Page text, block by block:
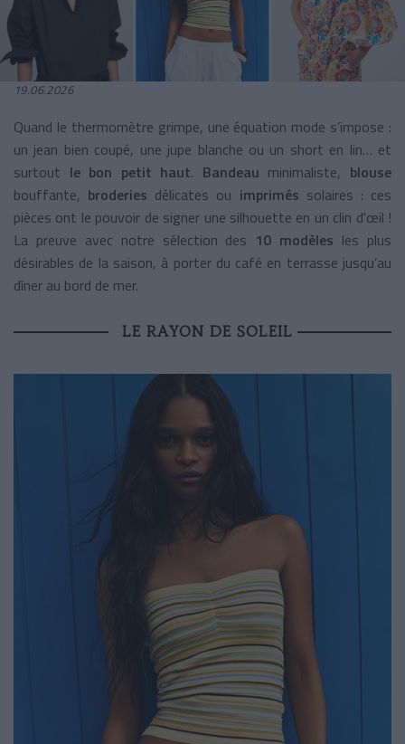
19.06.2026
Quand le thermomètre grimpe, une équation mode s’impose :
un jean bien coupé, une jupe blanche ou un short en lin… et
surtout le bon petit haut. Bandeau minimaliste, blouse
bouffante, broderies délicates ou imprimés solaires : ces
pièces ont le pouvoir de signer une silhouette en un clin d'œil !
La preuve avec notre sélection des 10 modèles les plus
désirables de la saison, à porter du café en terrasse jusqu’au
dîner au bord de mer.
LE RAYON DE SOLEIL